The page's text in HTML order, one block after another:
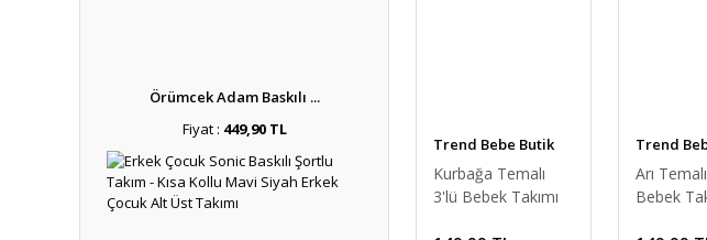
Örümcek Adam Baskılı ...
Fiyat : 449,90 TL
Trend Bebe Butik
Kurbağa Temalı
3'lü Bebek Takımı
Trend
Arı
Bebek